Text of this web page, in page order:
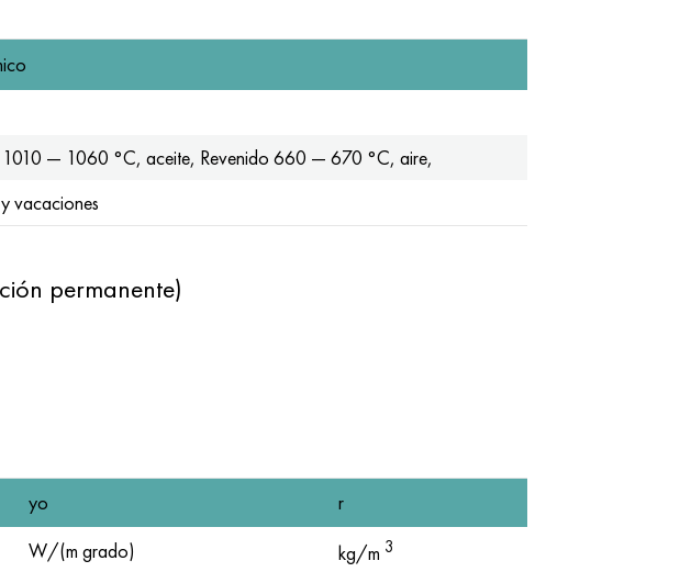
1010 — 1060 °C, aceite, Revenido 660 — 670 °C, aire,
vacaciones
permanente)
yo
r
W/(m grado) kg/m 3